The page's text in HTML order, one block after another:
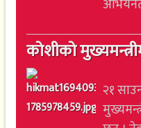
कोशीको
२१